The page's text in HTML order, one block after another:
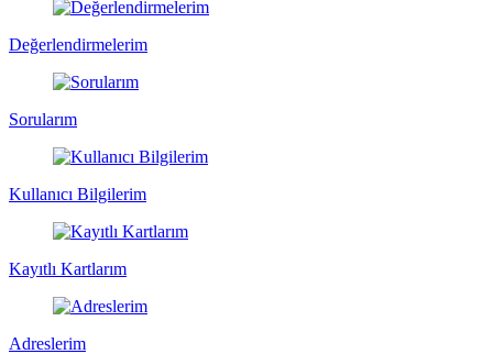
Değerlendirmelerim
Sorularım
Kullanıcı Bilgilerim
Kayıtlı Kartlarım
Adreslerim